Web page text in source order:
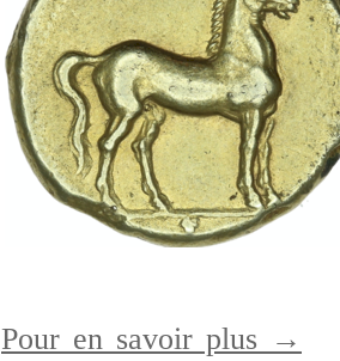
Pour en savoir plus →